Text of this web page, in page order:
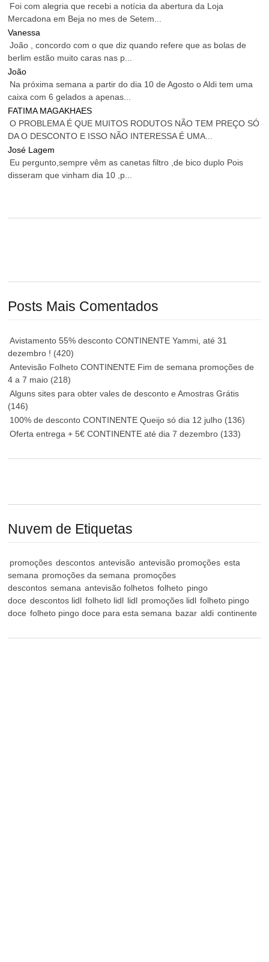
Foi com alegria que recebi a notícia da abertura da Loja
Mercadona em Beja no mes de Setem...
Vanessa
João , concordo com o que diz quando refere que as bolas de
berlim estão muito caras nas p...
João
Na próxima semana a partir do dia 10 de Agosto o Aldi tem uma
caixa com 6 gelados a apenas...
FATIMA MAGAKHAES
O PROBLEMA É QUE MUITOS RODUTOS NÃO TEM PREÇO SÓ
DA O DESCONTO E ISSO NÃO INTERESSA É UMA...
José Lagem
Eu pergunto,sempre vêm as canetas filtro ,de bico duplo Pois
disseram que vinham dia 10 ,p...
Posts Mais Comentados
Avistamento 55% desconto CONTINENTE Yammi, até 31
dezembro ! (420)
Antevisão Folheto CONTINENTE Fim de semana promoções de
4 a 7 maio (218)
Alguns sites para obter vales de desconto e Amostras Grátis
(146)
100% de desconto CONTINENTE Queijo só dia 12 julho (136)
Oferta entrega + 5€ CONTINENTE até dia 7 dezembro (133)
Nuvem de Etiquetas
promoções descontos antevisão antevisão promoções esta
semana promoções da semana promoções
descontos semana antevisão folhetos folheto pingo
doce descontos lidl folheto lidl lidl promoções lidl folheto pingo
doce folheto pingo doce para esta semana bazar aldi continente